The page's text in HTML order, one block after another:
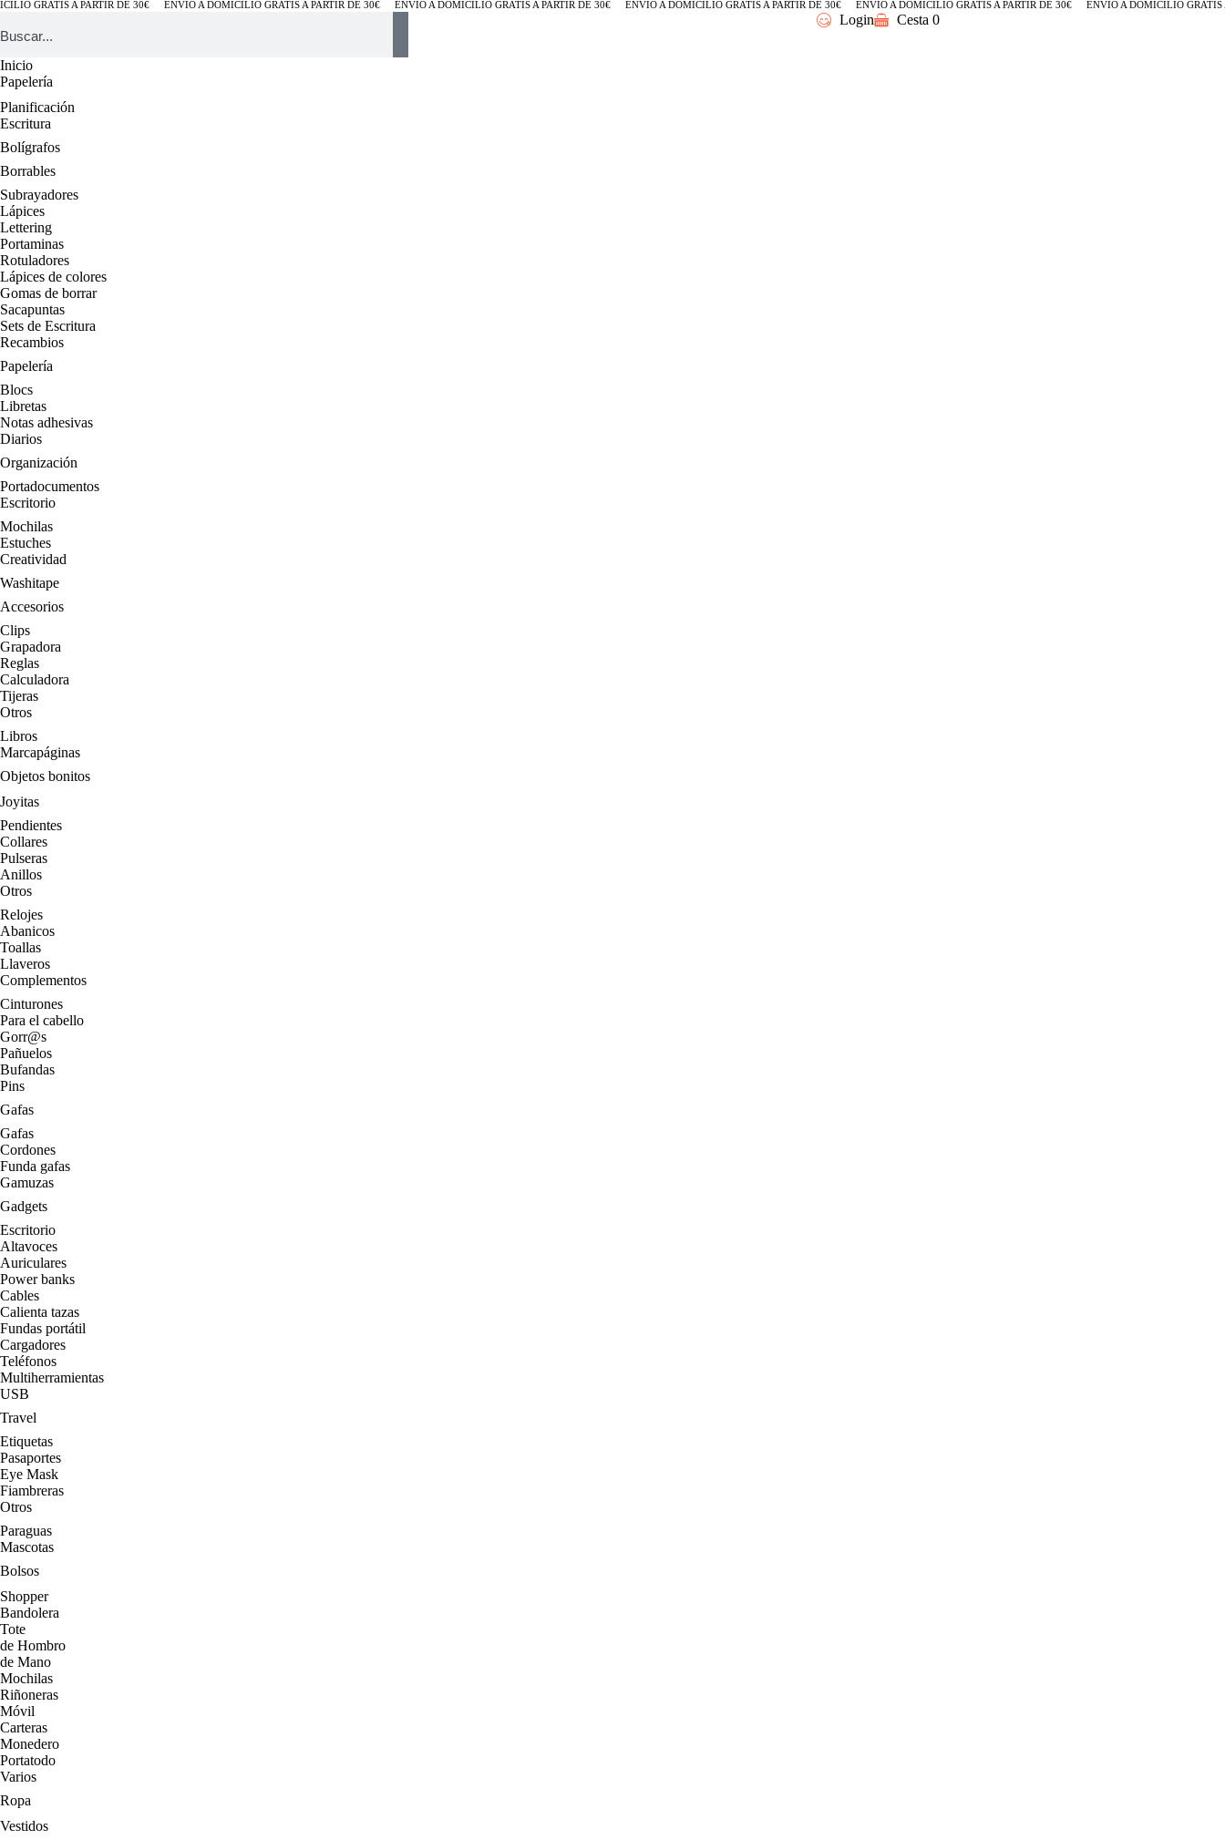
GRATIS A PARTIR DE 30€ ENVÍO A DOMICILIO GRATIS A PARTIR DE 30€ ENVÍO A DOMICILIO GRATIS A PARTIR DE 30€ ENVÍO A DOMICILIO GRATIS A PARTIR DE 30€ ENVÍO A DOMICILIO GRATIS A PARTIR DE 30€ ENVÍO A DOMICILIO GRATIS A
Login Cesta 0
Inicio
Papelería
Planificación
Escritura
Bolígrafos
Borrables
Subrayadores
Lápices
Lettering
Portaminas
Rotuladores
Lápices de colores
Gomas de borrar
Sacapuntas
Sets de Escritura
Recambios
Papelería
Blocs
Libretas
Notas adhesivas
Diarios
Organización
Portadocumentos
Escritorio
Mochilas
Estuches
Creatividad
Washitape
Accesorios
Clips
Grapadora
Reglas
Calculadora
Tijeras
Otros
Libros
Marcapáginas
Objetos bonitos
Joyitas
Pendientes
Collares
Pulseras
Anillos
Otros
Relojes
Abanicos
Toallas
Llaveros
Complementos
Cinturones
Para el cabello
Gorr@s
Pañuelos
Bufandas
Pins
Gafas
Gafas
Cordones
Funda gafas
Gamuzas
Gadgets
Escritorio
Altavoces
Auriculares
Power banks
Cables
Calienta tazas
Fundas portátil
Cargadores
Teléfonos
Multiherramientas
USB
Travel
Etiquetas
Pasaportes
Eye Mask
Fiambreras
Otros
Paraguas
Mascotas
Bolsos
Shopper
Bandolera
Tote
de Hombro
de Mano
Mochilas
Riñoneras
Móvil
Carteras
Monedero
Portatodo
Varios
Ropa
Vestidos